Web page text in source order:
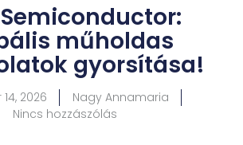
Semiconductor:
műholdas
gyorsítása!
2026
Nagy Annamaria
Nincs hozzászólás